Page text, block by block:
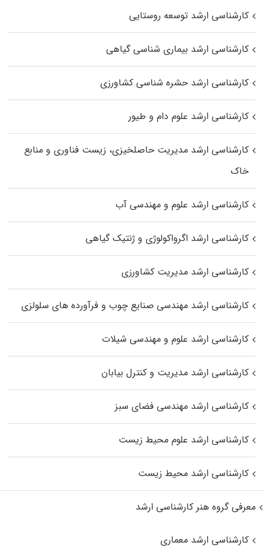
کارشناسی ارشد توسعه روستایی
کارشناسی ارشد بیماری‌ شناسی گیاهی
کارشناسی ارشد حشره‌ شناسی کشاورزی
کارشناسی ارشد علوم دام و طیور
کارشناسی ارشد مدیریت حاصلخیزی، زیست فناوری و منابع
خاک
کارشناسی ارشد علوم و مهندسی آب
کارشناسی ارشد اگرواکولوژی و ژنتیک گیاهی
کارشناسی ارشد مدیریت کشاورزی
کارشناسی ارشد مهندسی صنایع چوب و فرآورده‌ های سلولزی
کارشناسی ارشد علوم و مهندسی شیلات
کارشناسی ارشد مدیریت و کنترل بیابان
کارشناسی ارشد مهندسی فضای سبز
کارشناسی ارشد علوم محیط‌ زیست
کارشناسی ارشد محیط زیست
معرفی گروه هنر کارشناسی ارشد
کارشناسی ارشد معماری